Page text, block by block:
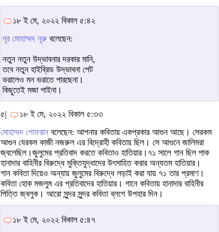
১৮ ই মে, ২০২২ বিকাল ৫:৪২
নূর মোহাম্মদ নূরু বলেছেন:
নতুন নতুন উদ্ভাবনার দরকার মানি,
তবে নতুন হাইব্রিড উদ্ভাবনা পেট
ভরালেও মন ভরাতে পারছেনা।
কিছুতেই মজা পাইনা।
৫|
১৮ ই মে, ২০২২ বিকাল ৫:৩৩
মোহাম্মদ গোফরান বলেছেন: আপনার কবিতায় একপ্রকার আগুন আছে। সেরকম
আগুন যেরকম কাজী নজরুল এর বিদ্রোহী কবিতায় ছিল। সে আগুনে জালিমরা
জ্বলেছিল।জুলুমের প্রতিবাদ করতে কবিতাও হাতিয়ার।৭১ সালে গান ছিল পাক
হানাদার বাহিনীর বিরুদ্ধে মুক্তিযুদ্ধাদের উৎসাহিত করার অন্যতম হাতিয়ার।
গান কবিতা দিয়েও অন্যায় জুলুমের বিরুদ্ধে লড়াই করা যায় ৭১ তার প্রমাণ।
কবিতা হোক মজলুম এর প্রতিবাদের হাতিয়ার। গানে কবিতায় হানাদার বাহিনীর
পিত্তি জ্বলুক। আরো সুন্দর সুন্দর কবিতা ব্লগে উপহার দিন।
১৮ ই মে, ২০২২ বিকাল ৫:৪৭